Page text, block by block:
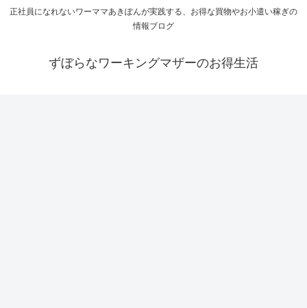
正社員になれないワーママあきぽんが実践する、お得な買物やお小遣い稼ぎの
情報ブログ
ずぼらなワーキングマザーのお得生活